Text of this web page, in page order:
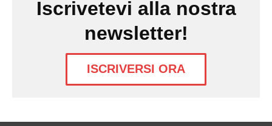
Iscrivetevi alla nostra
newsletter!
ISCRIVERSI ORA